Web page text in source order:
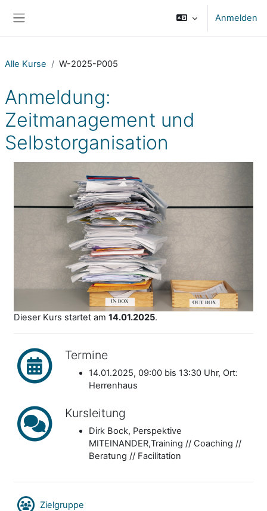
Anmelden
Alle Kurse W-2025-P005
Anmeldung:
Zeitmanagement und
Selbstorganisation
Dieser Kurs startet am 14.01.2025.
Termine
14.01.2025, 09:00 bis 13:30 Uhr, Ort:
Herrenhaus
Kursleitung
Dirk Bock, Perspektive
MITEINANDER,Training // Coaching //
Beratung // Facilitation
Zielgruppe